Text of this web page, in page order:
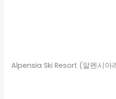
Alpensia Ski Resort (알펜시아